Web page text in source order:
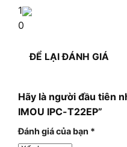
1
0
ĐỂ LẠI ĐÁNH GIÁ
Hãy là người đầu tiên
IMOU IPC-T22EP”
Đánh giá của bạn *